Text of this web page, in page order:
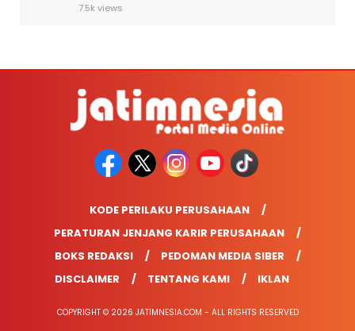
7.5k views
KODE PERILAKU PERUSAHAAN
PERATURAN JENJANG KARIR PERUSAHAAN
BOKS REDAKSI
PEDOMAN MEDIA SIBER
DISCLAIMER
TENTANG KAMI IKLAN
COPYRIGHT © 2026 JATIMNESIA.COM - ALL RIGHTS RESERVED